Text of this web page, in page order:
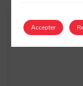
Accepter